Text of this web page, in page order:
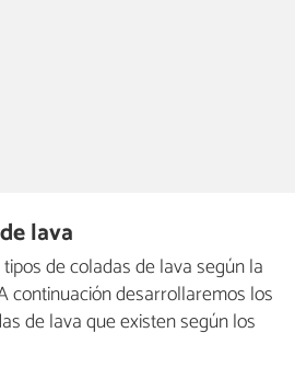
lava
de coladas de lava según la
continuación desarrollaremos los
de lava que existen según los